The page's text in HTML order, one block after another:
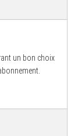
un bon choix